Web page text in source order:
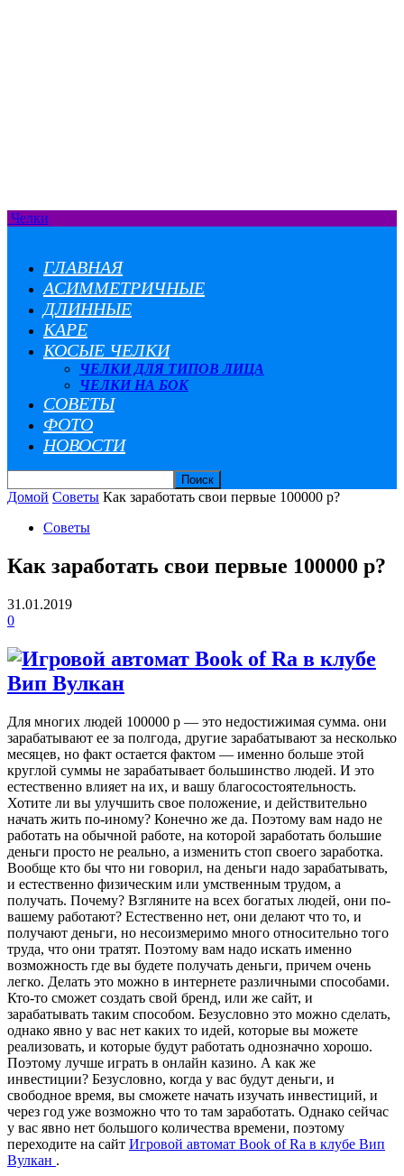
Челки
ГЛАВНАЯ
АСИММЕТРИЧНЫЕ
ДЛИННЫЕ
КАРЕ
КОСЫЕ ЧЕЛКИ
ЧЕЛКИ ДЛЯ ТИПОВ ЛИЦА
ЧЕЛКИ НА БОК
СОВЕТЫ
ФОТО
НОВОСТИ
Домой Советы Как заработать свои первые 100000 р?
Советы
Как заработать свои первые 100000 р?
31.01.2019
0
Для многих людей 100000 р — это недостижимая сумма. они
зарабатывают ее за полгода, другие зарабатывают за несколько
месяцев, но факт остается фактом — именно больше этой
круглой суммы не зарабатывает большинство людей. И это
естественно влияет на их, и вашу благосостоятельность.
Хотите ли вы улучшить свое положение, и действительно
начать жить по-иному? Конечно же да. Поэтому вам надо не
работать на обычной работе, на которой заработать большие
деньги просто не реально, а изменить стоп своего заработка.
Вообще кто бы что ни говорил, на деньги надо зарабатывать,
и естественно физическим или умственным трудом, а
получать. Почему? Взгляните на всех богатых людей, они по-
вашему работают? Естественно нет, они делают что то, и
получают деньги, но несоизмеримо много относительно того
труда, что они тратят. Поэтому вам надо искать именно
возможность где вы будете получать деньги, причем очень
легко. Делать это можно в интернете различными способами.
Кто-то сможет создать свой бренд, или же сайт, и
зарабатывать таким способом. Безусловно это можно сделать,
однако явно у вас нет каких то идей, которые вы можете
реализовать, и которые будут работать однозначно хорошо.
Поэтому лучше играть в онлайн казино. А как же
инвестиции? Безусловно, когда у вас будут деньги, и
свободное время, вы сможете начать изучать инвестиций, и
через год уже возможно что то там заработать. Однако сейчас
у вас явно нет большого количества времени, поэтому
переходите на сайт Игровой автомат Book of Ra в клубе Вип
Вулкан .